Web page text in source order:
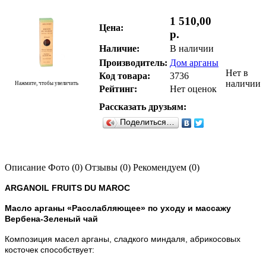
Нажмите, чтобы увеличить
Цена:
1 510,00
р.
Наличие:
В наличии
Производитель: Дом арганы
Код товара:
3736
Рейтинг:
Нет оценок
Рассказать друзьям:
Поделиться…
Нет в
наличии
Описание Фото (0) Отзывы (0) Рекомендуем (0)
ARGANOIL FRUITS DU MAROC
Масло арганы «Расслабляющее» по уходу и массажу
Вербена-Зеленый чай
Композиция масел арганы, сладкого миндаля, абрикосовых
косточек способствует: